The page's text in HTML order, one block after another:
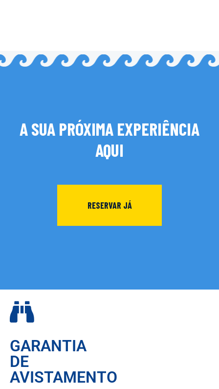
A SUA PRÓXIMA EXPERIÊNCIA
AQUI
RESERVAR JÁ
GARANTIA
DE
AVISTAMENTO